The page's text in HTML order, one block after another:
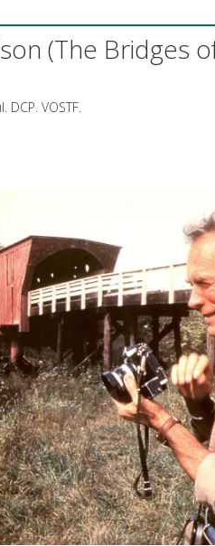
(The Bridges
DCP. VOSTF.